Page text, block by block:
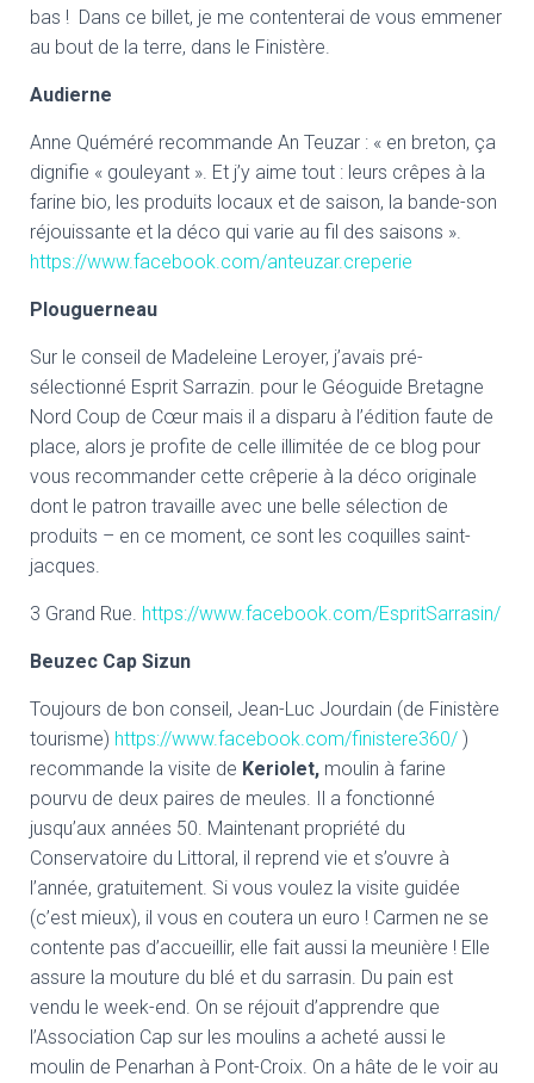
bas ! Dans ce billet, je me contenterai de vous emmener
au bout de la terre, dans le Finistère.
Audierne
Anne Quéméré recommande An Teuzar : « en breton, ça
dignifie « gouleyant ». Et j’y aime tout : leurs crêpes à la
farine bio, les produits locaux et de saison, la bande-son
réjouissante et la déco qui varie au fil des saisons ».
https://www.facebook.com/anteuzar.creperie
Plouguerneau
Sur le conseil de Madeleine Leroyer, j’avais pré-
sélectionné Esprit Sarrazin. pour le Géoguide Bretagne
Nord Coup de Cœur mais il a disparu à l’édition faute de
place, alors je profite de celle illimitée de ce blog pour
vous recommander cette crêperie à la déco originale
dont le patron travaille avec une belle sélection de
produits – en ce moment, ce sont les coquilles saint-
jacques.
3 Grand Rue. https://www.facebook.com/EspritSarrasin/
Beuzec Cap Sizun
Toujours de bon conseil, Jean-Luc Jourdain (de Finistère
tourisme) https://www.facebook.com/finistere360/ )
recommande la visite de Keriolet, moulin à farine
pourvu de deux paires de meules. Il a fonctionné
jusqu’aux années 50. Maintenant propriété du
Conservatoire du Littoral, il reprend vie et s’ouvre à
l’année, gratuitement. Si vous voulez la visite guidée
(c’est mieux), il vous en coutera un euro ! Carmen ne se
contente pas d’accueillir, elle fait aussi la meunière ! Elle
assure la mouture du blé et du sarrasin. Du pain est
vendu le week-end. On se réjouit d’apprendre que
l’Association Cap sur les moulins a acheté aussi le
moulin de Penarhan à Pont-Croix. On a hâte de le voir au